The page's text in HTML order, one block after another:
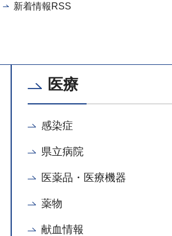
新着情報RSS
医療
感染症
県立病院
医薬品・医療機器
薬物
献血情報